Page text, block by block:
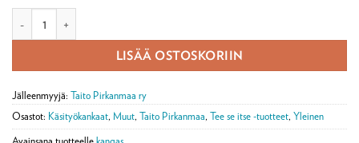
LISÄÄ OSTOSKORIIN
Jälleenmyyjä: Taito Pirkanmaa ry
Osastot: Käsityökankaat, Muut, Taito Pirkanmaa, Tee se itse -tuotteet, Yleinen